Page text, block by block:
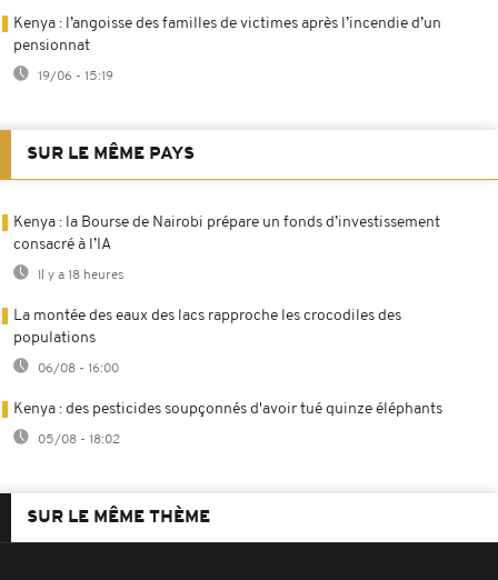
Kenya : l’angoisse des familles de victimes après l’incendie d’un
pensionnat
19/06 - 15:19
SUR LE MÊME PAYS
Kenya : la Bourse de Nairobi prépare un fonds d’investissement
consacré à l’IA
Il y a 18 heures
La montée des eaux des lacs rapproche les crocodiles des
populations
06/08 - 16:00
Kenya : des pesticides soupçonnés d'avoir tué quinze éléphants
05/08 - 18:02
SUR LE MÊME THÈME